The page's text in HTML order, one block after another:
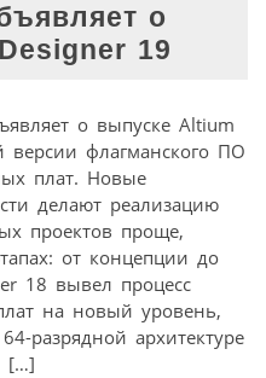
о
19
о выпуске Altium
флагманского ПО
плат. Новые
делают реализацию
проектов проще,
от концепции до
18 вывел процесс
на новый уровень,
разрядной архитектуре
[…]